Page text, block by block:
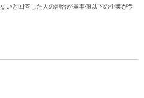
いと回答した人の割合が基準値以下の企業がラ